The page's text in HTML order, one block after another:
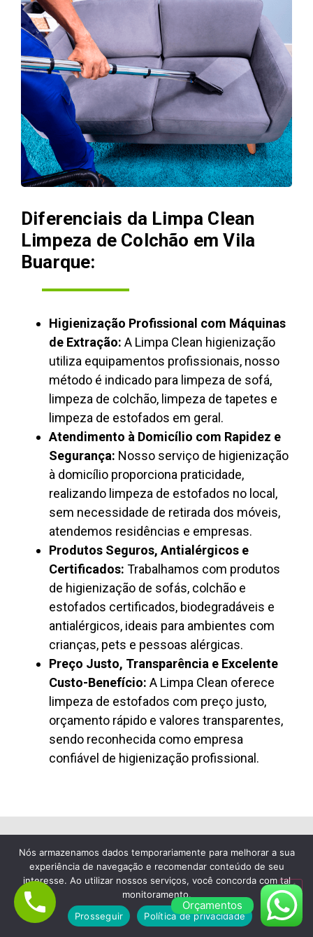
Diferenciais da Limpa Clean
Limpeza de Colchão em Vila
Buarque:
Higienização Profissional com Máquinas
de Extração: A Limpa Clean higienização
utiliza equipamentos profissionais, nosso
método é indicado para limpeza de sofá,
limpeza de colchão, limpeza de tapetes e
limpeza de estofados em geral.
Atendimento à Domicílio com Rapidez e
Segurança: Nosso serviço de higienização
à domicílio proporciona praticidade,
realizando limpeza de estofados no local,
sem necessidade de retirada dos móveis,
atendemos residências e empresas.
Produtos Seguros, Antialérgicos e
Certificados: Trabalhamos com produtos
de higienização de sofás, colchão e
estofados certificados, biodegradáveis e
antialérgicos, ideais para ambientes com
crianças, pets e pessoas alérgicas.
Preço Justo, Transparência e Excelente
Custo-Benefício: A Limpa Clean oferece
limpeza de estofados com preço justo,
orçamento rápido e valores transparentes,
sendo reconhecida como empresa
confiável de higienização profissional.
Lavagem de Colchão à Seco em Vila
Buarque
Empresa de Limpeza de
Colchão em Vila Buarque,
Orçamentos
Nós armazenamos dados temporariamente para melhorar a sua
experiência de navegação e recomendar conteúdo de seu
interesse. Ao utilizar nossos serviços, você concorda com tal
monitoramento.
Prosseguir
Política de privacidade